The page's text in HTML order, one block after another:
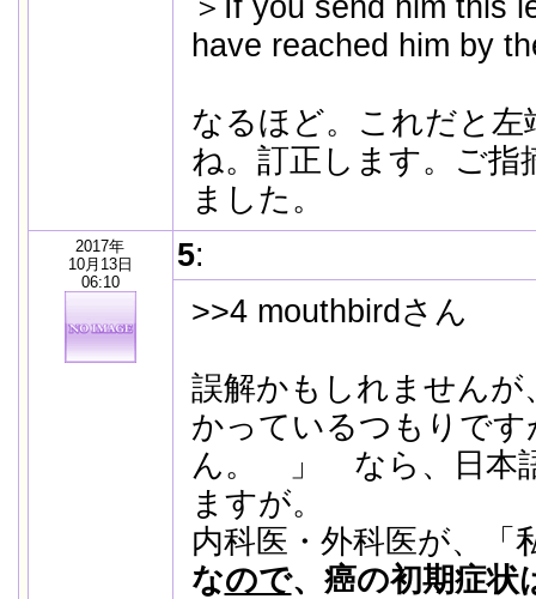
＞If you send him this
have reached him by
なるほど。これだと
ね。訂正します。ご
ました。
2017年
10月13日
06:10
5:
>>4 mouthbirdさん
誤解かもしれませんが
かっているつもりで
ん。 」 なら、日本
ますが。
内科医・外科医が、「
なので、癌の初期症状